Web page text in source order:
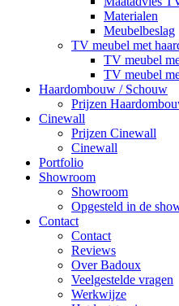
Materialen
Meubelbeslag
TV meubel met
TV meubel
TV meubel
Haardombouw / Schouw
Prijzen
Cinewall
Prijzen Cinewall
Cinewall
Portfolio
Showroom
Showroom
Opgesteld in de
Contact
Contact
Reviews
Over Badoux
Veelgestelde vragen
Werkwijze